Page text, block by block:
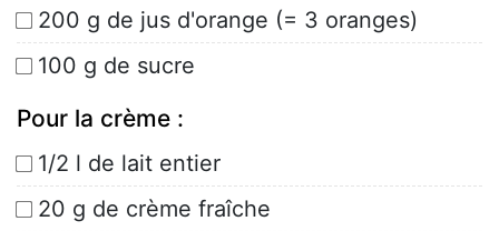
200 g de jus d'orange (= 3 oranges)
100 g de sucre
Pour la crème :
1/2 l de lait entier
20 g de crème fraîche